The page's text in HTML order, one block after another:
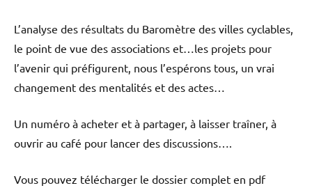
L’analyse des résultats du Baromètre des villes cyclables,
le point de vue des associations et…les projets pour
l’avenir qui préfigurent, nous l’espérons tous, un vrai
changement des mentalités et des actes…
Un numéro à acheter et à partager, à laisser traîner, à
ouvrir au café pour lancer des discussions….
Vous pouvez télécharger le dossier complet en pdf